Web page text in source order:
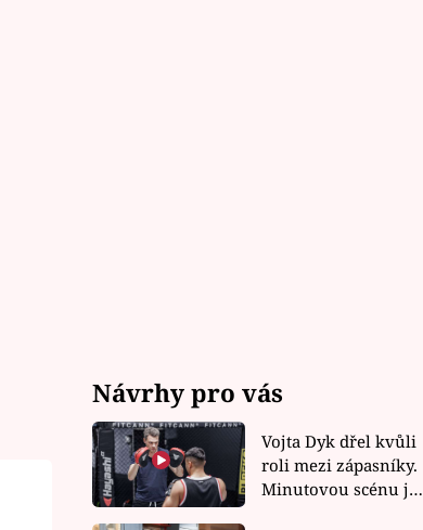
Návrhy pro vás
Vojta Dyk dřel kvůli
roli mezi zápasníky.
Minutovou scénu jel